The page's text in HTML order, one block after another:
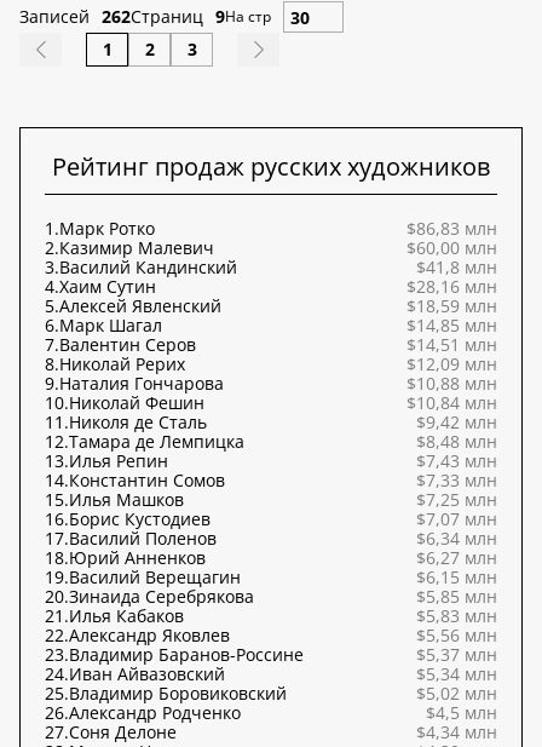
Записей 262Страниц 9На стр
1 2 3
Рейтинг продаж русских художников
1.Марк Ротко
$86,83 млн
2.Казимир Малевич
$60,00 млн
3.Василий Кандинский
$41,8 млн
4.Хаим Сутин
$28,16 млн
5.Алексей Явленский
$18,59 млн
6.Марк Шагал
$14,85 млн
7.Валентин Серов
$14,51 млн
8.Николай Рерих
$12,09 млн
9.Наталия Гончарова
$10,88 млн
10.Николай Фешин
$10,84 млн
11.Николя де Сталь
$9,42 млн
12.Тамара де Лемпицка
$8,48 млн
13.Илья Репин
$7,43 млн
14.Константин Сомов
$7,33 млн
15.Илья Машков
$7,25 млн
16.Борис Кустодиев
$7,07 млн
17.Василий Поленов
$6,34 млн
18.Юрий Анненков
$6,27 млн
19.Василий Верещагин
$6,15 млн
20.Зинаида Серебрякова
$5,85 млн
21.Илья Кабаков
$5,83 млн
22.Александр Яковлев
$5,56 млн
23.Владимир Баранов-Россине
$5,37 млн
24.Иван Айвазовский
$5,34 млн
25.Владимир Боровиковский
$5,02 млн
26.Александр Родченко
$4,5 млн
27.Соня Делоне
$4,34 млн